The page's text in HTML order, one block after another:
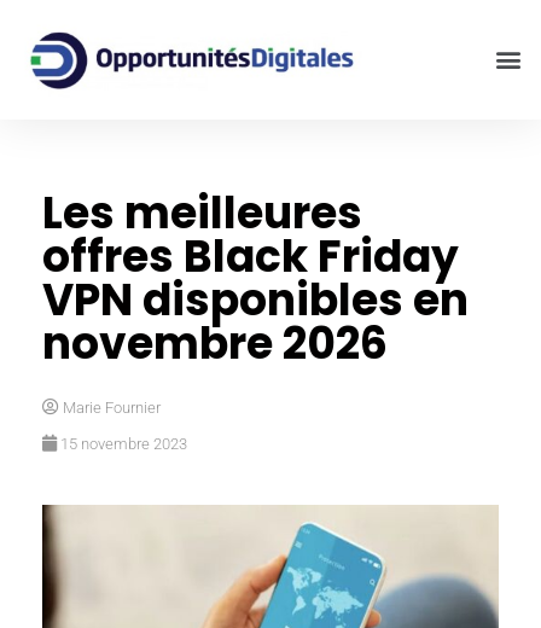
Les meilleures
offres Black Friday
VPN disponibles en
novembre 2026
Marie Fournier
15 novembre 2023